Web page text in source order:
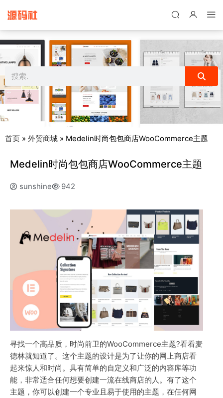
首页 » 外贸商城 » Medelin时尚包包商店WooCommerce主题
Medelin时尚包包商店WooCommerce主题
sunshine 942
寻找一个高品质，时尚前卫的WooCommerce主题?看看麦
德林就知道了。这个主题的设计是为了让你的网上商店看
起来惊人和时尚。具有简单的自定义和广泛的内容库等功
能，非常适合任何想要创建一流在线商店的人。有了这个
主题，你可以创建一个专业且易于使用的主题，在任何网